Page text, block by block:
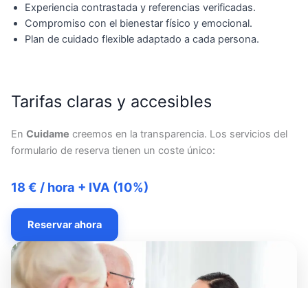
Experiencia contrastada y referencias verificadas.
Compromiso con el bienestar físico y emocional.
Plan de cuidado flexible adaptado a cada persona.
Tarifas claras y accesibles
En Cuidame creemos en la transparencia. Los servicios del
formulario de reserva tienen un coste único:
18 € / hora + IVA (10%)
Reservar ahora